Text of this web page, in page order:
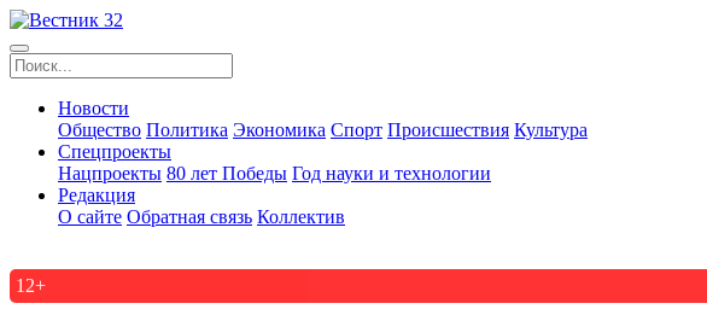
Новости
Общество Политика Экономика Спорт Происшествия Культура
Спецпроекты
Нацпроекты 80 лет Победы Год науки и технологии
Редакция
О сайте Обратная связь Коллектив
12+